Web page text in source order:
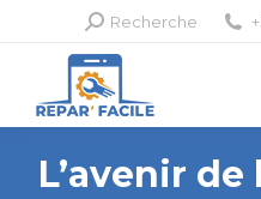
Recherche
Recherche
L’avenir